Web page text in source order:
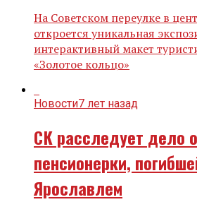
На Советском переулке в
откроется уникальная
интерактивный макет
«Золотое кольцо»
Новости7 лет назад
СК расследует дело
пенсионерки,
Ярославлем